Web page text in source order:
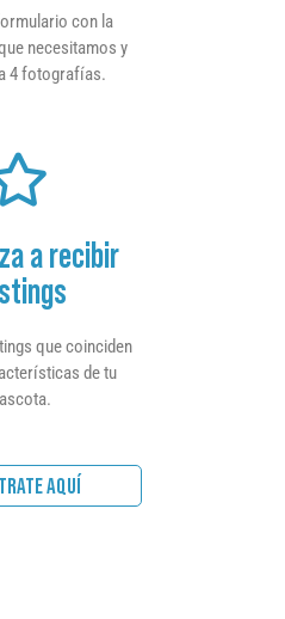
con la
necesitamos y
4 fotografías.
a recibir
que coinciden
de tu
AQUÍ